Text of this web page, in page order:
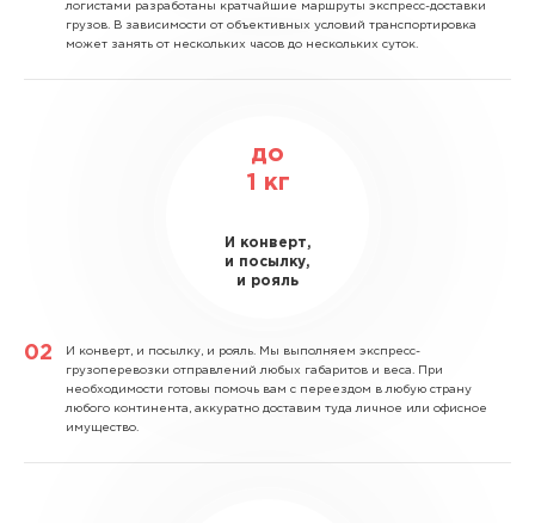
логистами разработаны кратчайшие маршруты экспресс-доставки
грузов. В зависимости от объективных условий транспортировка
может занять от нескольких часов до нескольких суток.
до
1
кг
И конверт,
и посылку,
и рояль
И конверт, и посылку, и рояль. Мы выполняем экспресс-
грузоперевозки отправлений любых габаритов и веса. При
необходимости готовы помочь вам с переездом в любую страну
любого континента, аккуратно доставим туда личное или офисное
имущество.